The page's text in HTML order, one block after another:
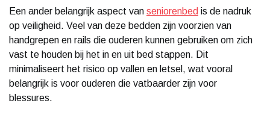
Een ander belangrijk aspect van seniorenbed is de nadruk
op veiligheid. Veel van deze bedden zijn voorzien van
handgrepen en rails die ouderen kunnen gebruiken om zich
vast te houden bij het in en uit bed stappen. Dit
minimaliseert het risico op vallen en letsel, wat vooral
belangrijk is voor ouderen die vatbaarder zijn voor
blessures.